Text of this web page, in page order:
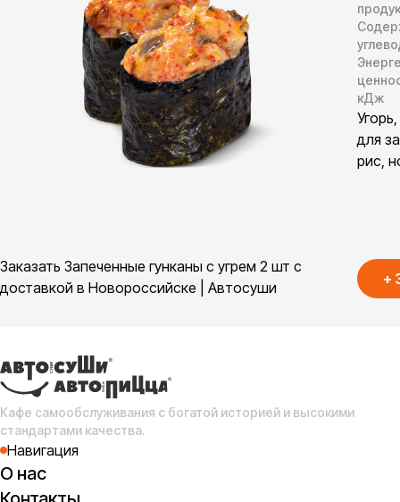
Заказать Запеченные гунканы с угрем 2 шт с
доставкой в Новороссийске | Автосуши
кДж
для
рис,
+
Кафе самообслуживания с богатой историей и высокими
стандартами качества.
Навигация
О нас